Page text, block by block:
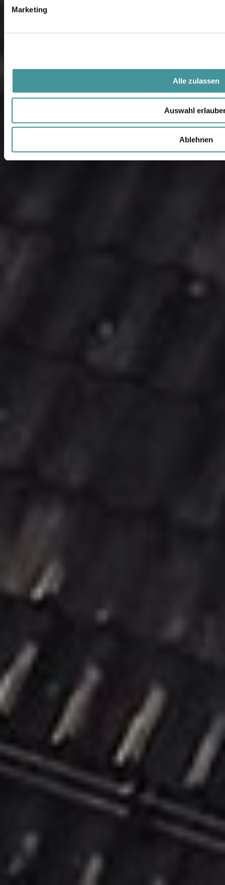
Marketing
Alle zulassen
Auswahl
Ablehnen
5